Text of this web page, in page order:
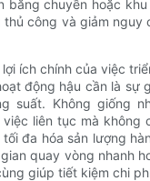
băng chuyền hoặc
thủ công và giảm nguy
ích chính của việc
động hậu cần là sự
suất. Không giống
liên tục mà không
đa hóa sản lượng
quay vòng nhanh
giúp tiết kiệm chi